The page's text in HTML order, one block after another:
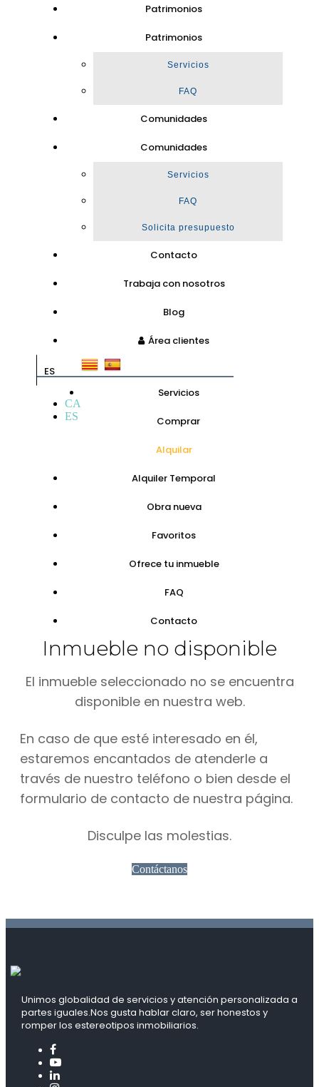
Patrimonios
Patrimonios
Servicios
FAQ
Comunidades
Comunidades
Servicios
FAQ
Solicita presupuesto
Contacto
Trabaja con nosotros
Blog
Área clientes
ES
CA
ES
Servicios
Comprar
Alquilar
Alquiler Temporal
Obra nueva
Favoritos
Ofrece tu inmueble
FAQ
Contacto
Inmueble no disponible
El inmueble seleccionado no se encuentra
disponible en nuestra web.
En caso de que esté interesado en él,
estaremos encantados de atenderle a
través de nuestro teléfono o bien desde el
formulario de contacto de nuestra página.
Disculpe las molestias.
Contáctanos
Unimos globalidad de servicios y atención personalizada a
partes iguales.Nos gusta hablar claro, ser honestos y
romper los estereotipos inmobiliarios.